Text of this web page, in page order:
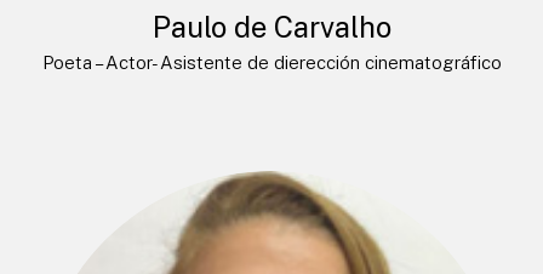
Paulo de Carvalho
Poeta – Actor- Asistente de dierección cinematográfico